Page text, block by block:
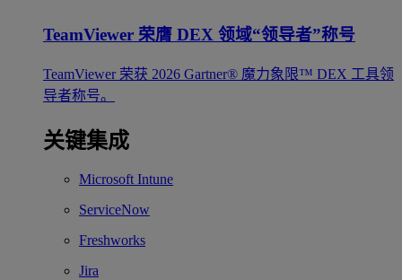
TeamViewer 荣膺 DEX 领域“领导者”称号
TeamViewer 荣获 2026 Gartner® 魔力象限™ DEX 工具领
导者称号。
关键集成
Microsoft Intune
ServiceNow
Freshworks
Jira